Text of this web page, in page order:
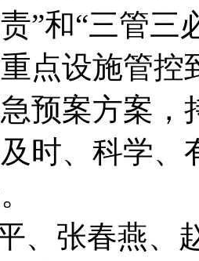
”和“三管三
点设施管控
预案方案，
时、科学、
、张春燕、